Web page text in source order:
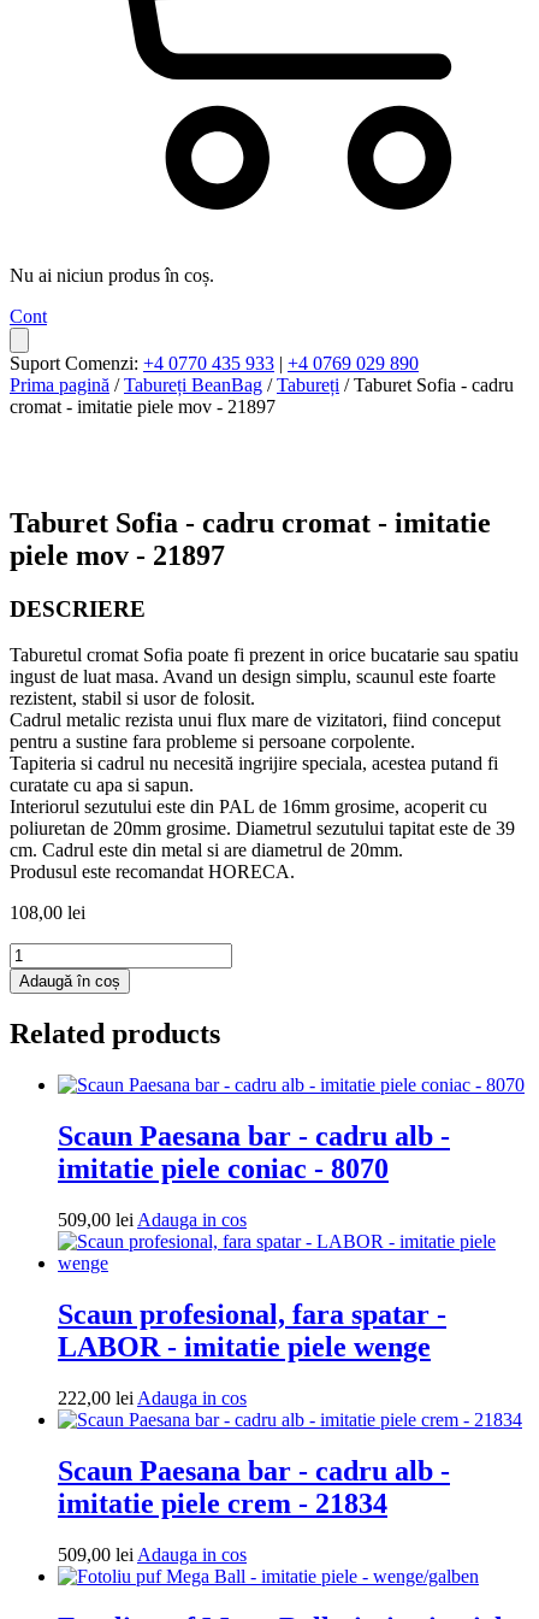
Nu ai niciun produs în coș.
Cont
Suport Comenzi: +4 0770 435 933 | +4 0769 029 890
Prima pagină /Tabureți BeanBag /Tabureți / Taburet Sofia - cadru
cromat - imitatie piele mov - 21897
Taburet Sofia - cadru cromat - imitatie
piele mov - 21897
DESCRIERE
Taburetul cromat Sofia poate fi prezent in orice bucatarie sau spatiu
ingust de luat masa. Avand un design simplu, scaunul este foarte
rezistent, stabil si usor de folosit.
Cadrul metalic rezista unui flux mare de vizitatori, fiind conceput
pentru a sustine fara probleme si persoane corpolente.
Tapiteria si cadrul nu necesită ingrijire speciala, acestea putand fi
curatate cu apa si sapun.
Interiorul sezutului este din PAL de 16mm grosime, acoperit cu
poliuretan de 20mm grosime. Diametrul sezutului tapitat este de 39
cm. Cadrul este din metal si are diametrul de 20mm.
Produsul este recomandat HORECA.
108,00 lei
Cantitate
Taburet
Sofia
cadru
Adaugă în coș
Related products
Scaun Paesana bar - cadru alb -
imitatie piele coniac - 8070
509,00 lei Adauga in cosAdauga
in
Scaun profesional, fara spatar -
LABOR - imitatie piele wenge
222,00 lei Adauga in cosAdauga
in
Scaun Paesana bar - cadru alb -
imitatie piele crem - 21834
509,00 lei Adauga in cosAdauga
in